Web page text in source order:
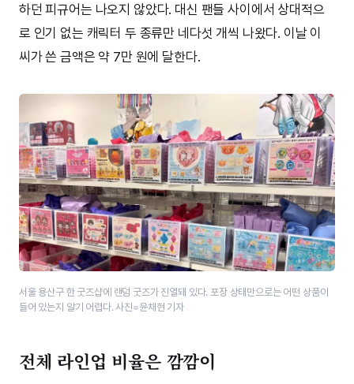
하던 피규어는 나오지 않았다. 대신 팬들 사이에서 상대적으
로 인기 없는 캐릭터 두 종류만 네다섯 개씩 나왔다. 이날 이
씨가 쓴 금액은 약 7만 원에 달한다.
서울 용산구 한 굿즈샵에 랜덤 굿즈가 진열돼 있다. 포장 상태만으로는 어떤 상품이
들어 있는지 알기 어렵다. 사진=윤채현 기자​
전체 라인업 비율은 깜깜이